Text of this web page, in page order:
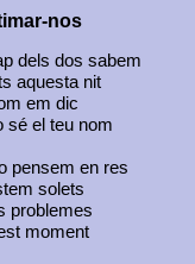
nos
dels dos sabem
aquesta nit
em dic
sé el teu nom
pensem en res
solets
problemes
moment